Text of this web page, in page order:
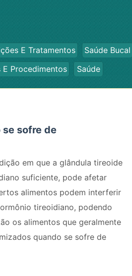
E Tratamentos Saúde Bucal
E Procedimentos Saúde
sofre de
em que a glândula tireoide
suficiente, pode afetar
alimentos podem interferir
tireoidiano, podendo
os alimentos que geralmente
quando se sofre de